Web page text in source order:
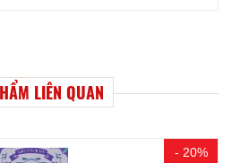
LIÊN QUAN
- 20%